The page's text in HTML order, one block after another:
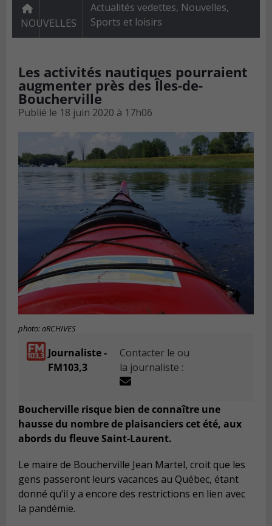
NOUVELLES
Actualités vedettes, Nouvelles,
Sports et loisirs
Les activités nautiques pourraient
augmenter près des Îles-de-
Boucherville
Publié le 18 juin 2020 à 17h06
photo: aRCHIVES
Journaliste -
FM103,3
Contacter le ou
la journaliste :
Boucherville risque bien de connaître une
hausse du nombre de plaisanciers cet été, aux
abords du fleuve Saint-Laurent.
Le maire de Boucherville Jean Martel, croit que les
gens passeront leurs vacances au Québec, étant
donné qu’il y a encore des restrictions en lien avec
la pandémie.